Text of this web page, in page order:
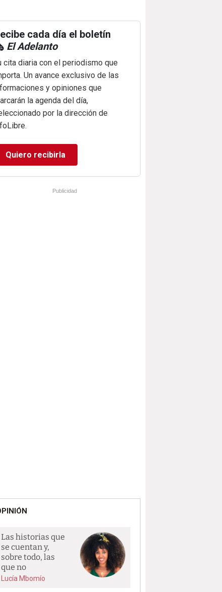
cada día el boletín
El Adelanto
cita diaria con el periodismo que
Un avance exclusivo de las
y opiniones que
la agenda del día,
por la dirección de
Quiero recibirla
Publicidad
Las historias que
se cuentan y,
sobre todo, las
que no
Lucía Mbomío